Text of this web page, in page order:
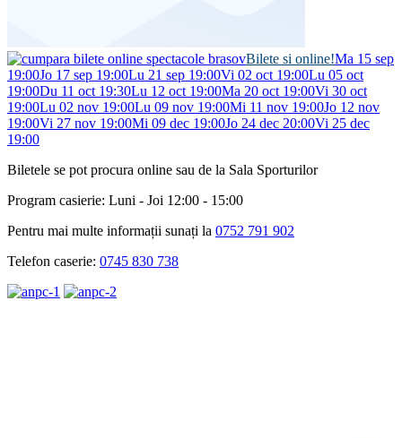
Bilete si online!Ma 15 sep
19:00Jo 17 sep 19:00Lu 21 sep 19:00Vi 02 oct 19:00Lu 05 oct
19:00Du 11 oct 19:30Lu 12 oct 19:00Ma 20 oct 19:00Vi 30 oct
19:00Lu 02 nov 19:00Lu 09 nov 19:00Mi 11 nov 19:00Jo 12 nov
19:00Vi 27 nov 19:00Mi 09 dec 19:00Jo 24 dec 20:00Vi 25 dec
19:00
Biletele se pot procura online sau de la Sala Sporturilor
Program casierie: Luni - Joi 12:00 - 15:00
Pentru mai multe informații sunați la 0752 791 902
Telefon caserie: 0745 830 738